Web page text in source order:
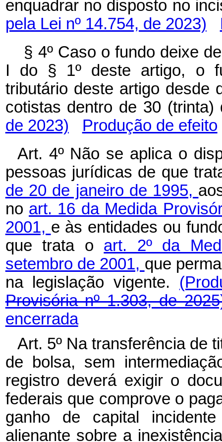
enquadrar no disposto no
pela Lei nº 14.754, de 2023)
§ 4º Caso o fundo deixe
I do § 1º deste artigo, o
tributário deste artigo desde
cotistas dentro de 30 (trinta)
de 2023)
Produção de efeito
Art. 4º Não se aplica o
pessoas jurídicas de que
de 20 de janeiro de 1995,
no art. 16 da Medida
2001, e às entidades ou
que trata o art. 2º da
setembro de 2001, que
na legislação vigente.
Provisória nº 1.303, de
encerrada
Art. 5º Na transferência de
de bolsa, sem
registro deverá exigir o
federais que comprove o
ganho de capital
alienante sobre a